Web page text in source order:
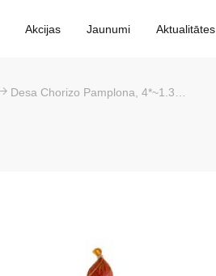
Akcijas Jaunumi Aktualitātes
Desa Chorizo Pamplona, 4*~1.38kg, Casademont